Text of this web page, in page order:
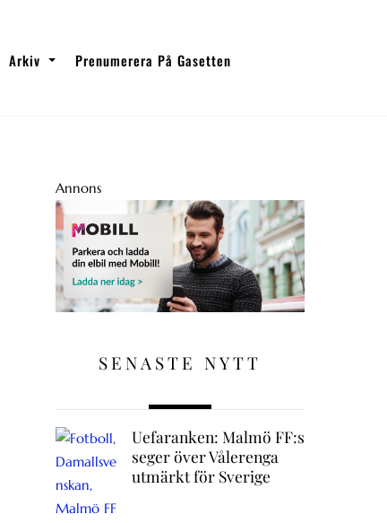
Arkiv Prenumerera På Gasetten
Annons
SENASTE NYTT
Uefaranken: Malmö FF:s
seger över Vålerenga
utmärkt för Sverige